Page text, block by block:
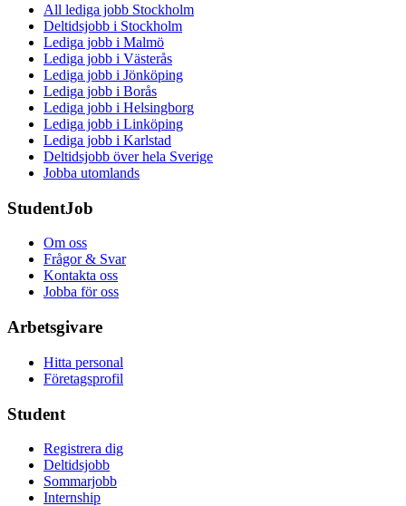
All lediga jobb Stockholm
Deltidsjobb i Stockholm
Lediga jobb i Malmö
Lediga jobb i Västerås
Lediga jobb i Jönköping
Lediga jobb i Borås
Lediga jobb i Helsingborg
Lediga jobb i Linköping
Lediga jobb i Karlstad
Deltidsjobb över hela Sverige
Jobba utomlands
StudentJob
Om oss
Frågor & Svar
Kontakta oss
Jobba för oss
Arbetsgivare
Hitta personal
Företagsprofil
Student
Registrera dig
Deltidsjobb
Sommarjobb
Internship